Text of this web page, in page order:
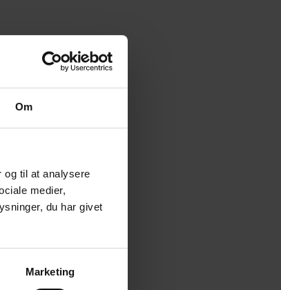
Om
og til at analysere
medier,
du har givet
Marketing